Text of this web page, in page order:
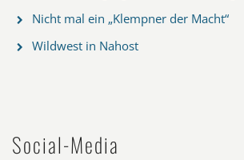
Nicht mal ein „Klempner der Macht“
Wildwest in Nahost
Social-Media